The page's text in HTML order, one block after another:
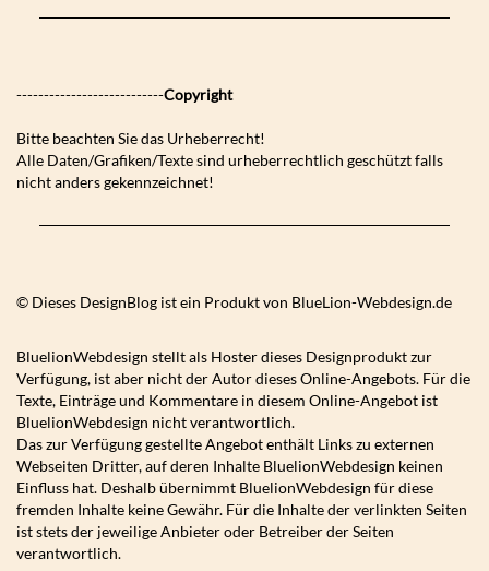
---------------------------Copyright
Bitte beachten Sie das Urheberrecht!
Alle Daten/Grafiken/Texte sind urheberrechtlich geschützt falls
nicht anders gekennzeichnet!
© Dieses DesignBlog ist ein Produkt von BlueLion-Webdesign.de
BluelionWebdesign stellt als Hoster dieses Designprodukt zur
Verfügung, ist aber nicht der Autor dieses Online-Angebots. Für die
Texte, Einträge und Kommentare in diesem Online-Angebot ist
BluelionWebdesign nicht verantwortlich.
Das zur Verfügung gestellte Angebot enthält Links zu externen
Webseiten Dritter, auf deren Inhalte BluelionWebdesign keinen
Einfluss hat. Deshalb übernimmt BluelionWebdesign für diese
fremden Inhalte keine Gewähr. Für die Inhalte der verlinkten Seiten
ist stets der jeweilige Anbieter oder Betreiber der Seiten
verantwortlich.